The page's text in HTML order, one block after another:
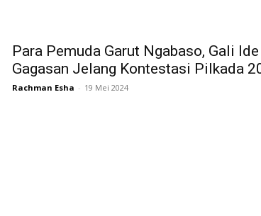
Para Pemuda Garut Ngabaso, Gali
Gagasan Jelang Kontestasi Pilkada
Rachman Esha - 19 Mei 2024